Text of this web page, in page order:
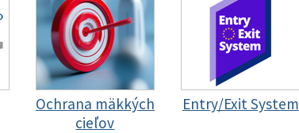
Ochrana mäkkých
cieľov
Entry/Exit System